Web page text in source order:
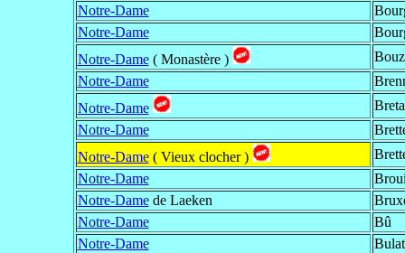
Notre-Dame
Notre-Dame
Notre-Dame( Monastère )
Notre-Dame
Notre-Dame
Notre-Dame
Notre-Dame( Vieux clocher )
Notre-Dame
Notre-Damede Laeken
Notre-Dame
Bû
Notre-Dame